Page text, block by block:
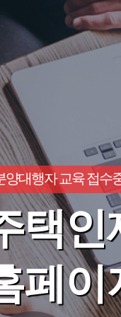
양대행자 교육 접수
택인
페이